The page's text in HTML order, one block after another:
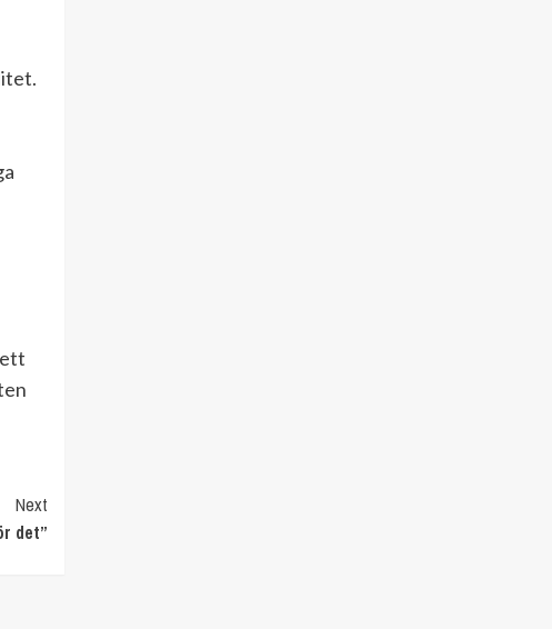
Next
det”